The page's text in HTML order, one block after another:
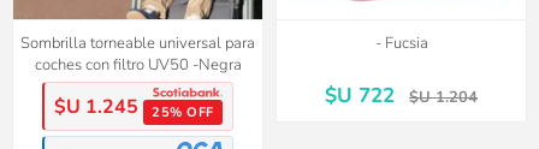
Sombrilla torneable universal para
coches con filtro UV50 -Negra
$U 1.245 25% OFF
- Fucsia
$U 722 $U 1.204